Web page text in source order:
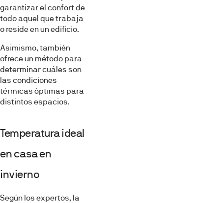
garantizar el confort de
todo aquel que trabaja
o reside en un edificio.
Asimismo, también
ofrece un método para
determinar cuáles son
las condiciones
térmicas óptimas para
distintos espacios.
Temperatura ideal
en casa en
invierno
Según los expertos, la